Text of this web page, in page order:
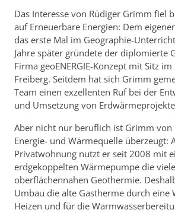
Das Interesse von Rüdiger Grimm fiel
auf Erneuerbare Energien: Dem
das erste Mal im Geographie-
Jahre später gründete der diplomierte
Firma geoENERGIE-Konzept mit Sitz im
Freiberg. Seitdem hat sich Grimm
Team einen exzellenten Ruf bei der
und Umsetzung von
Aber nicht nur beruflich ist Grimm von
Energie- und Wärmequelle überzeugt:
Privatwohnung nutzt er seit 2008 mit
erdgekoppelten Wärmepumpe die
oberflächennahen Geothermie.
Umbau die alte Gastherme durch eine
Heizen und für die